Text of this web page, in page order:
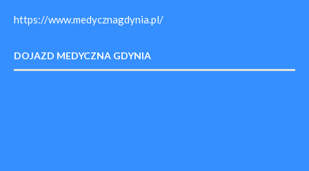
https://www.medycznagdynia.pl/
DOJAZD MEDYCZNA GDYNIA